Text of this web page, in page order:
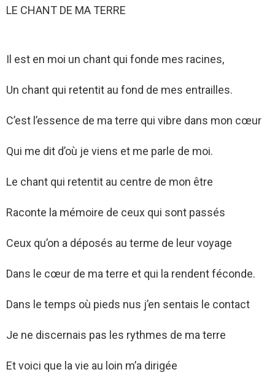
LE CHANT DE MA TERRE
Il est en moi un chant qui fonde mes racines,
Un chant qui retentit au fond de mes entrailles.
C’est l’essence de ma terre qui vibre dans mon cœur
Qui me dit d’où je viens et me parle de moi.
Le chant qui retentit au centre de mon être
Raconte la mémoire de ceux qui sont passés
Ceux qu’on a déposés au terme de leur voyage
Dans le cœur de ma terre et qui la rendent féconde.
Dans le temps où pieds nus j’en sentais le contact
Je ne discernais pas les rythmes de ma terre
Et voici que la vie au loin m’a dirigée